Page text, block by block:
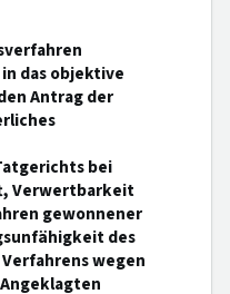
das objektive
Antrag der
bei
Verwertbarkeit
gewonnener
des
wegen